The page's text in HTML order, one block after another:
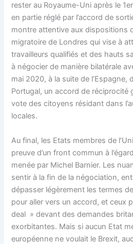
rester au Royaume-Uni après le
en partie réglé par l’accord de
montre attentive aux dispositions
migratoire de Londres qui vise à
travailleurs qualifiés et des hauts
à négocier de manière bilatérale
mai 2020, à la suite de l’Espagne,
Portugal, un accord de réciprocité
vote des citoyens résidant dans
locales.
Au final, les Etats membres de
preuve d’un front commun à
menée par Michel Barnier. Les
sentir à la fin de la négociation,
dépasser légèrement les termes
pour aller vers un accord, et ceux
deal » devant des demandes
exorbitantes. Mais si aucun Etat
européenne ne voulait le Brexit,